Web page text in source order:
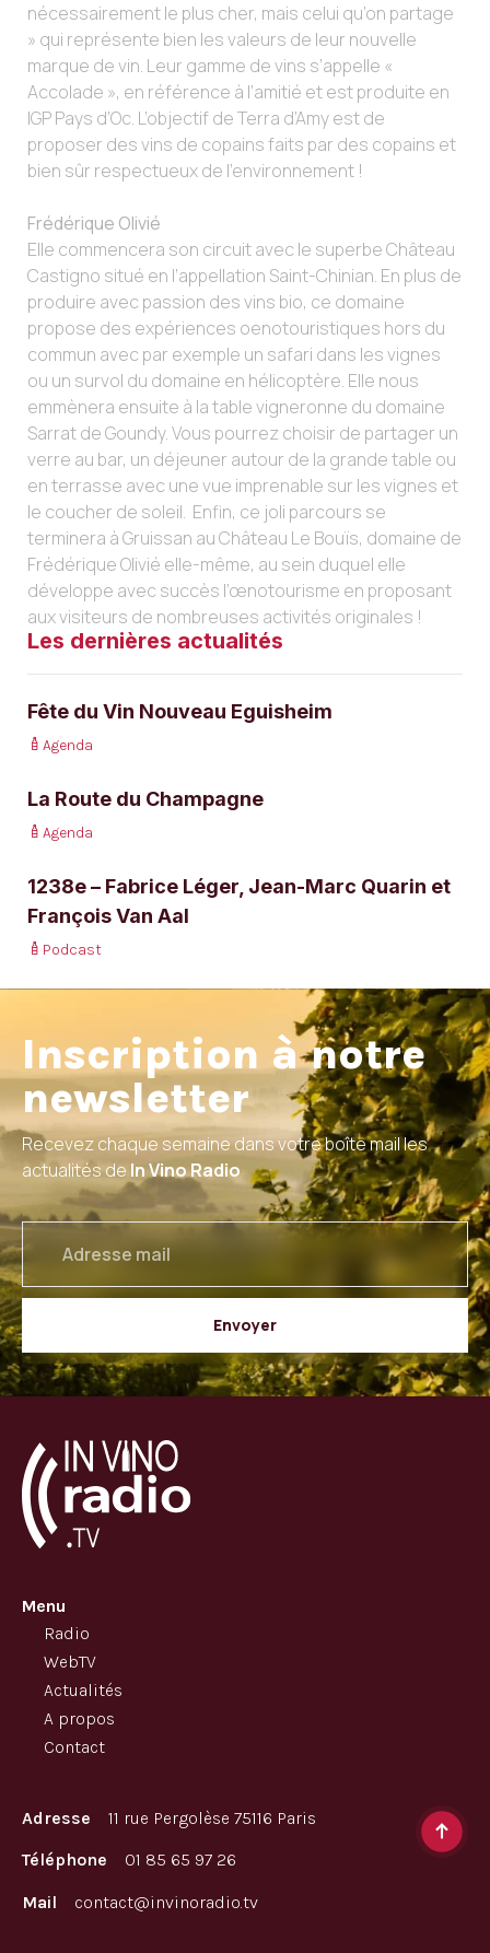
nécessairement le plus cher, mais celui qu’on partage
» qui représente bien les valeurs de leur nouvelle
marque de vin. Leur gamme de vins s’appelle «
Accolade », en référence à l’amitié et est produite en
IGP Pays d’Oc. L’objectif de Terra d’Amy est de
proposer des vins de copains faits par des copains et
bien sûr respectueux de l’environnement !
Frédérique Olivié
Elle commencera son circuit avec le superbe Château
Castigno situé en l’appellation Saint-Chinian. En plus de
produire avec passion des vins bio, ce domaine
propose des expériences oenotouristiques hors du
commun avec par exemple un safari dans les vignes
ou un survol du domaine en hélicoptère. Elle nous
emmènera ensuite à la table vigneronne du domaine
Sarrat de Goundy. Vous pourrez choisir de partager un
verre au bar, un déjeuner autour de la grande table ou
en terrasse avec une vue imprenable sur les vignes et
le coucher de soleil. Enfin, ce joli parcours se
terminera à Gruissan au Château Le Bouïs, domaine de
Frédérique Olivié elle-même, au sein duquel elle
développe avec succès l’œnotourisme en proposant
aux visiteurs de nombreuses activités originales !
Les dernières actualités
Fête du Vin Nouveau Eguisheim
Agenda
La Route du Champagne
Agenda
1238e – Fabrice Léger, Jean-Marc Quarin et
François Van Aal
Podcast
Inscription à notre
newsletter
Recevez chaque semaine dans votre boîte mail les
actualités de In Vino Radio
email
Envoyer
Menu
Radio
WebTV
Actualités
A propos
Contact
Adresse 11 rue Pergolèse 75116 Paris
Téléphone 01 85 65 97 26
Mail contact@invinoradio.tv